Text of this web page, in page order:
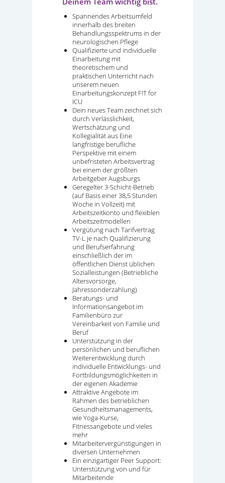
Spannendes Arbeitsumfeld
innerhalb des breiten
Behandlungsspektrums in der
neurologischen Pflege
Qualifizierte und individuelle
Einarbeitung mit
theoretischem und
praktischen Unterricht nach
unserem neuen
Einarbeitungskonzept F!T for
ICU
Dein neues Team zeichnet sich
durch Verlässlichkeit,
Wertschätzung und
Kollegialität aus Eine
langfristige berufliche
Perspektive mit einem
unbefristeten Arbeitsvertrag
bei einem der größten
Arbeitgeber Augsburgs
Geregelter 3-Schicht-Betrieb
(auf Basis einer 38,5 Stunden
Woche in Vollzeit) mit
Arbeitszeitkonto und flexiblen
Arbeitszeitmodellen
Vergütung nach Tarifvertrag
TV-L je nach Qualifizierung
und Berufserfahrung
einschließlich der im
öffentlichen Dienst üblichen
Sozialleistungen (Betriebliche
Altersvorsorge,
Jahressonderzahlung)
Beratungs- und
Informationsangebot im
Familienbüro zur
Vereinbarkeit von Familie und
Beruf
Unterstützung in der
persönlichen und beruflichen
Weiterentwicklung durch
individuelle Entwicklungs- und
Fortbildungsmöglichkeiten in
der eigenen Akademie
Attraktive Angebote im
Rahmen des betrieblichen
Gesundheitsmanagements,
wie Yoga-Kurse,
Fitnessangebote und vieles
mehr
Mitarbeitervergünstigungen in
diversen Unternehmen
Ein einzigartiger Peer Support:
Unterstützung von und für
Mitarbeitende